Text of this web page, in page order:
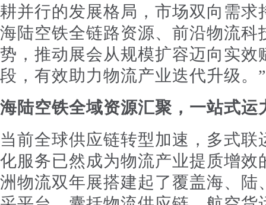
耕并行的发展格局，市场双向需
海陆空铁全链路资源、前沿物流科
势，推动展会从规模扩容迈向实效
段，有效助力物流产业迭代升级。”
海陆空铁全域资源汇聚，一站式运
当前全球供应链转型加速，多式
化服务已然成为物流产业提质增
洲物流双年展搭建起了覆盖海、